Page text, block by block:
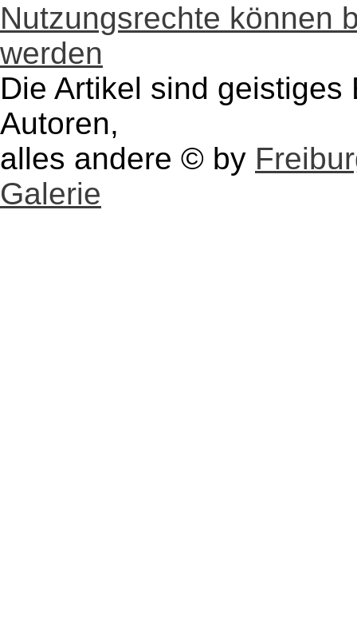
Nutzungsrechte können
werden
Die Artikel sind
Autoren,
alles andere © by
Galerie